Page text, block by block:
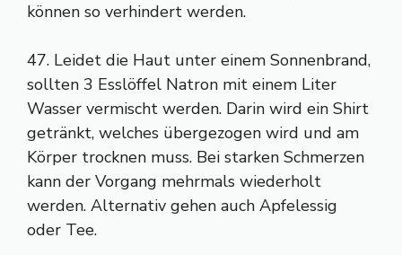
können so verhindert werden.
47. Leidet die Haut unter einem Sonnenbrand,
sollten 3 Esslöffel Natron mit einem Liter
Wasser vermischt werden. Darin wird ein Shirt
getränkt, welches übergezogen wird und am
Körper trocknen muss. Bei starken Schmerzen
kann der Vorgang mehrmals wiederholt
werden. Alternativ gehen auch Apfelessig
oder Tee.